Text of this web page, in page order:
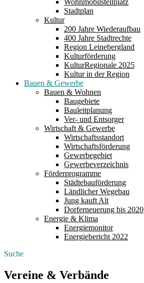
Wohnmobilstellplatz
Stadtplan
Kultur
200 Jahre Wiederaufbau
400 Jahre Stadtrechte
Region Leinebergland
Kulturförderung
KulturRegionale 2025
Kultur in der Region
Bauen & Gewerbe
Bauen & Wohnen
Baugebiete
Bauleitplanung
Ver- und Entsorger
Wirtschaft & Gewerbe
Wirtschaftsstandort
Wirtschaftsförderung
Gewerbegebiet
Gewerbeverzeichnis
Förderprogramme
Städtebauförderung
Ländlicher Wegebau
Jung kauft Alt
Dorferneuerung bis 2020
Energie & Klima
Energiemonitor
Energiebericht 2022
Suche
Vereine & Verbände